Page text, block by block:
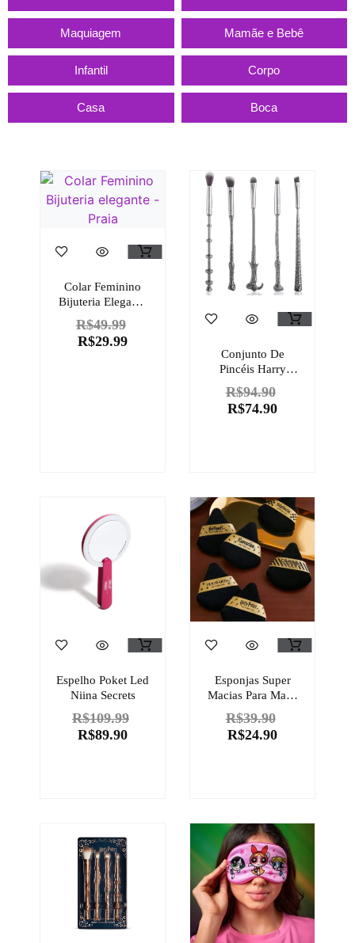
Maquiagem Mamãe e Bebê
Infantil Corpo
Casa Boca
Colar Feminino
Bijuteria Elegante
– Praia
R$49.99
R$29.99
Conjunto De
Pincéis Harry
Potter Sanshay
R$94.90
R$74.90
Espelho Poket Led
Niina Secrets
R$109.99
R$89.90
Esponjas Super
Macias Para Make
– Harry Potter
R$39.90
R$24.90